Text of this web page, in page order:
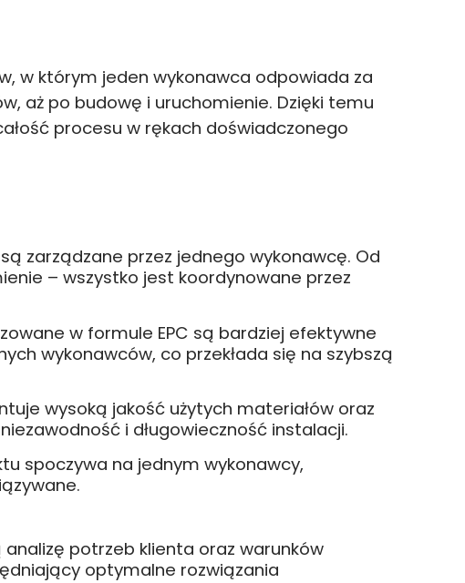
w którym jeden wykonawca odpowiada za
aż po budowę i uruchomienie. Dzięki temu
procesu w rękach doświadczonego
zarządzane przez jednego wykonawcę. Od
– wszystko jest koordynowane przez
w formule EPC są bardziej efektywne
wykonawców, co przekłada się na szybszą
wysoką jakość użytych materiałów oraz
i długowieczność instalacji.
spoczywa na jednym wykonawcy,
potrzeb klienta oraz warunków
optymalne rozwiązania